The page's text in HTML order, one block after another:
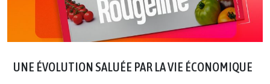
UNE ÉVOLUTION SALUÉE PAR LA VIE ÉCONOMIQUE